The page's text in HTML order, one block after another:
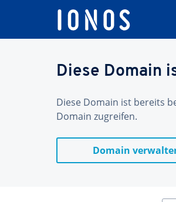
Diese Domain
Diese Domain ist bereits
Domain zugreifen.
Domain